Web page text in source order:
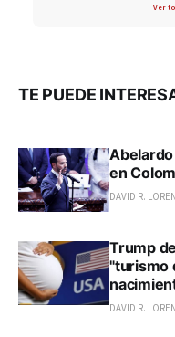
Ver
TE PUEDE
en
DAVID R.
Trump
"turismo
DAVID R.